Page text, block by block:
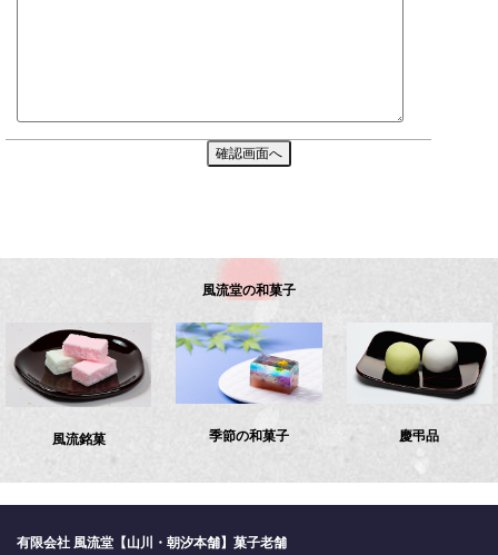
風流堂の和菓子
風流銘菓 季節の和菓子 慶弔品
有限会社 風流堂【山川・朝汐本舗】菓子老舗